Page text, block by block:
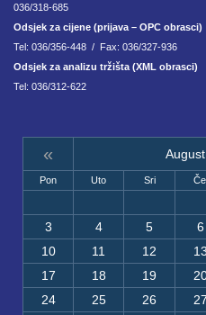
036/318-685
Odsjek za cijene (prijava – OPC obrasci)
Tel: 036/356-448 / Fax: 036/327-936
Odsjek za analizu tržišta (XML obrasci)
Tel: 036/312-622
«
Pon Uto Sri
3
4 5 6
10
11 12 13
17
18 19
24
25 26 27